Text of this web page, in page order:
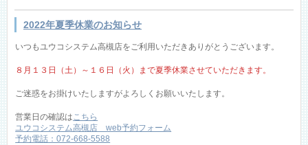
2022年夏季休業のお知らせ
いつもユウコシステム高槻店をご利用いただきありがとうございます。
８月１３日（土）～１６日（火）まで夏季休業させていただきます。
ご迷惑をお掛けいたしますがよろしくお願いいたします。
営業日の確認はこちら
ユウコシステム高槻店 web予約フォーム
予約電話：072-668-5588